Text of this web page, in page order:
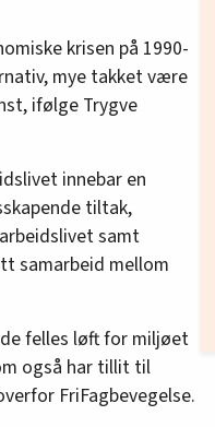
krisen på 1990-
mye takket være
ifølge Trygve
innebar en
tiltak,
samt
samarbeid mellom
felles løft for miljøet
også har tillit til
FriFagbevegelse.